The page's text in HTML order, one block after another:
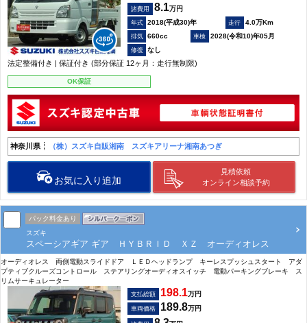
諸費用 8.1万円
2018(平成30)年
4.0万Km
660cc
2028(令和10)年05月
なし
法定整備付き | 保証付き (部分保証 12ヶ月：走行無制限)
OK保証
神奈川県 （株）スズキ自販湘南 スズキアリーナ湘南あつぎ
お気に入り追加
見積依頼
オンライン相談予約
パック料金あり
スズキ
スペーシアギア ギア ＨＹＢＲＩＤ ＸＺ オーディオレス
オーディオレス 両側電動スライドドア ＬＥＤヘッドランプ キーレスプッシュスタート アダ
プティブクルーズコントロール ステアリングオーディオスイッチ 電動パーキングブレーキ ス
リムサーキュレーター
支払総額 198.1万円
車両価格 189.8万円